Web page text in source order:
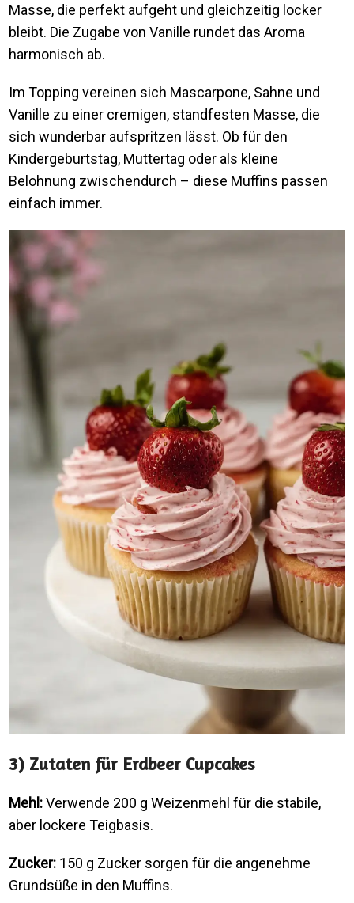
Masse, die perfekt aufgeht und gleichzeitig locker
bleibt. Die Zugabe von Vanille rundet das Aroma
harmonisch ab.
Im Topping vereinen sich Mascarpone, Sahne und
Vanille zu einer cremigen, standfesten Masse, die
sich wunderbar aufspritzen lässt. Ob für den
Kindergeburtstag, Muttertag oder als kleine
Belohnung zwischendurch – diese Muffins passen
einfach immer.
3) Zutaten für Erdbeer Cupcakes
Mehl:Verwende 200 g Weizenmehl für die stabile,
aber lockere Teigbasis.
Zucker: 150 g Zucker sorgen für die angenehme
Grundsüße in den Muffins.